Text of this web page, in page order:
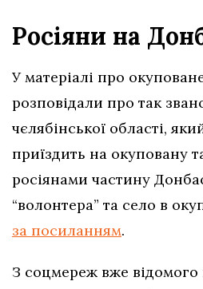
Росіяни на
У матеріалі про
розповідали про так
чєлябінської області,
приїздить на окуповану
росіянами частину
“волонтера” та село в
за посиланням.
З соцмереж вже